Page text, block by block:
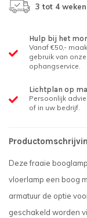
3 tot 4 weken
Hulp bij het
Vanaf €50,-
gebruik van onze
ophangservice.
Lichtplan op
Persoonlijk
of in uw bedrijf.
Deze fraaie
vloerlamp een boog
armatuur de optie
geschakeld worden